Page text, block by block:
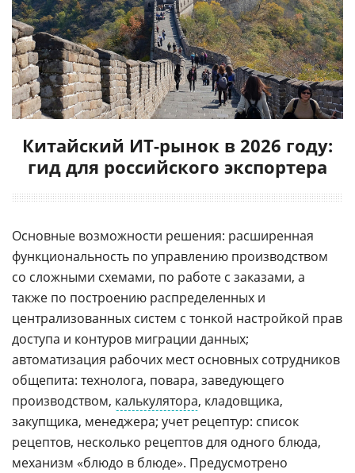
Китайский ИТ-рынок в 2026 году:
гид для российского экспортера
Основные возможности решения: расширенная
функциональность по управлению производством
со сложными схемами, по работе с заказами, а
также по построению распределенных и
централизованных систем с тонкой настройкой прав
доступа и контуров миграции данных;
автоматизация рабочих мест основных сотрудников
общепита: технолога, повара, заведующего
производством, калькулятора, кладовщика,
закупщика, менеджера; учет рецептур: список
рецептов, несколько рецептов для одного блюда,
механизм «блюдо в блюде». Предусмотрено